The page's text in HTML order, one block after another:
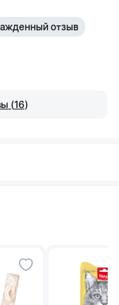
отзыв
(16)